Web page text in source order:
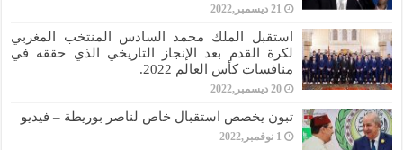
21 ديسمبر,2022
استقبل الملك محمد السادس المنتخب المغربي
لكرة القدم بعد الإنجاز التاريخي الذي حققه في
منافسات كأس العالم 2022.
20 ديسمبر,2022
تبون يخصص استقبال خاص لناصر بوريطة – فيديو
1 نوفمبر,2022